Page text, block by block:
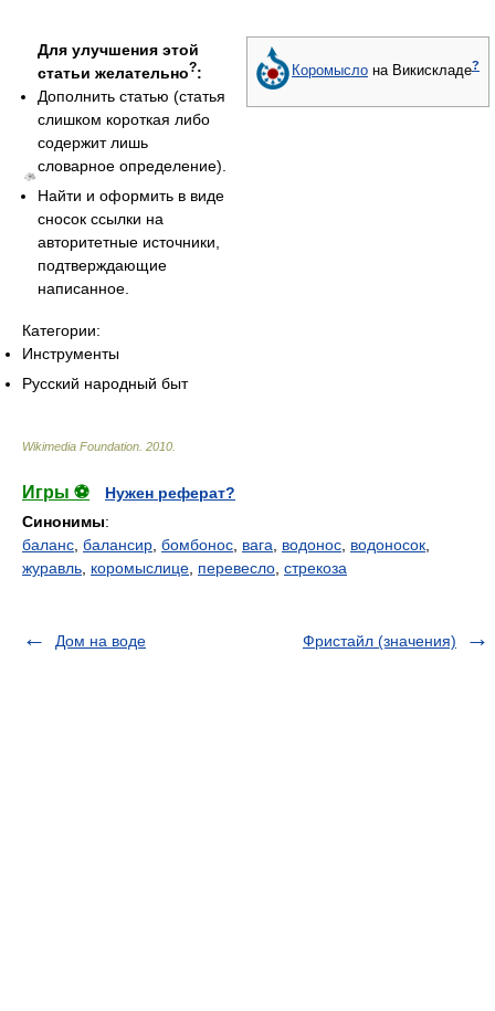
Коромысло на Викискладе?
Для улучшения этой
статьи желательно?:
Дополнить статью (статья
слишком короткая либо
содержит лишь
словарное определение).
Найти и оформить в виде
сносок ссылки на
авторитетные источники,
подтверждающие
написанное.
Категории:
Инструменты
Русский народный быт
Wikimedia Foundation 2010
Игры ⚽
Нужен реферат?
Синонимы:
баланс балансир бомбонос вага водонос водоносок
журавль коромыслице перевесло стрекоза
Дом на воде Фристайл (значения)